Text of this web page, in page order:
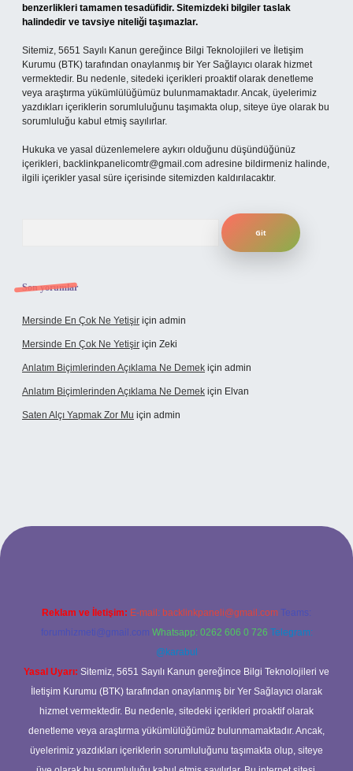
benzerlikleri tamamen tesadüfidir. Sitemizdeki bilgiler taslak
halindedir ve tavsiye niteliği taşımazlar.
Sitemiz, 5651 Sayılı Kanun gereğince Bilgi Teknolojileri ve İletişim
Kurumu (BTK) tarafından onaylanmış bir Yer Sağlayıcı olarak hizmet
vermektedir. Bu nedenle, sitedeki içerikleri proaktif olarak denetleme
veya araştırma yükümlülüğümüz bulunmamaktadır. Ancak, üyelerimiz
yazdıkları içeriklerin sorumluluğunu taşımakta olup, siteye üye olarak bu
sorumluluğu kabul etmiş sayılırlar.
Hukuka ve yasal düzenlemelere aykırı olduğunu düşündüğünüz
içerikleri, backlinkpanelicomtr@gmail.com adresine bildirmeniz halinde,
ilgili içerikler yasal süre içerisinde sitemizden kaldırılacaktır.
Son yorumlar
Mersinde En Çok Ne Yetişir için admin
Mersinde En Çok Ne Yetişir için Zeki
Anlatım Biçimlerinden Açıklama Ne Demek için admin
Anlatım Biçimlerinden Açıklama Ne Demek için Elvan
Saten Alçı Yapmak Zor Mu için admin
Reklam ve İletişim: E-mail: backlinkpaneli@gmail.com Teams:
forumhizmeti@gmail.com Whatsapp: 0262 606 0 726 Telegram:
@karabul
Yasal Uyarı: Sitemiz, 5651 Sayılı Kanun gereğince Bilgi Teknolojileri ve
İletişim Kurumu (BTK) tarafından onaylanmış bir Yer Sağlayıcı olarak
hizmet vermektedir. Bu nedenle, sitedeki içerikleri proaktif olarak
denetleme veya araştırma yükümlülüğümüz bulunmamaktadır. Ancak,
üyelerimiz yazdıkları içeriklerin sorumluluğunu taşımakta olup, siteye